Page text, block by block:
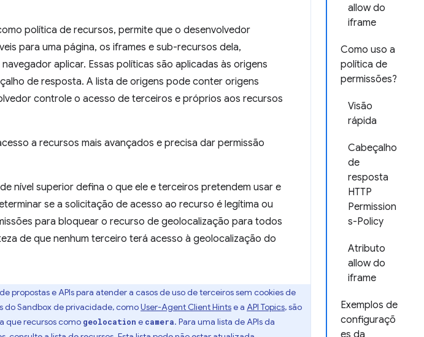
allow do
iframe
Como uso a
política de
permissões?
Visão
rápida
Cabeçalho
de
resposta
HTTP
Permission
s-Policy
Atributo
allow do
iframe
Exemplos de
configuraçõ
es da
política de recursos, permite que o desenvolvedor
para uma página, os iframes e sub-recursos dela,
aplicar. Essas políticas são aplicadas às origens
de resposta. A lista de origens pode conter origens
controle o acesso de terceiros e próprios aos recursos
a recursos mais avançados e precisa dar permissão
nível superior defina o que ele e terceiros pretendem usar e
se a solicitação de acesso ao recurso é legítima ou
para bloquear o recurso de geolocalização para todos
de que nenhum terceiro terá acesso à geolocalização do
propostas e APIs para atender a casos de uso de terceiros sem cookies de
do Sandbox de privacidade, comoUser-Agent Client Hintse a API Topics, são
que recursos como geolocation e camera. Para uma lista de APIs da